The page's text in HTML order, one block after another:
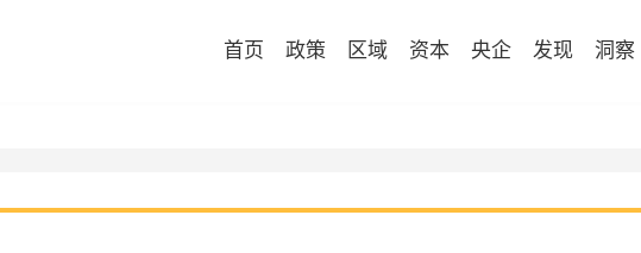
首页 政策 区域 资本 央企 发现 洞察